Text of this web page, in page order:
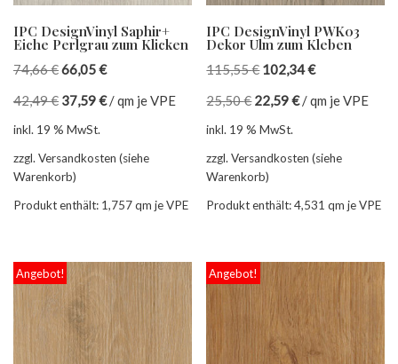
IPC DesignVinyl Saphir+
Eiche Perlgrau zum Klicken
74,66€66,05€
42,49€ 37,59€/qm je VPE
inkl. 19 % MwSt.
zzgl. Versandkosten (siehe
Warenkorb)
Produkt enthält: 1,757qm je VPE
IPC DesignVinyl PWK03
Dekor Ulm zum Kleben
115,55€ 102,34€
25,50€ 22,59€/qm je VPE
inkl. 19 % MwSt.
zzgl. Versandkosten (siehe
Warenkorb)
Produkt enthält: 4,531qm je VPE
Angebot! Angebot!